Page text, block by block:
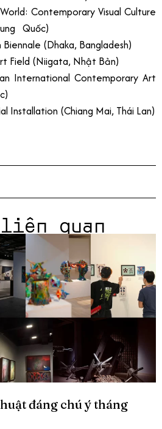
Contemporary Visual Culture
Quốc)
(Dhaka, Bangladesh)
Field (Niigata, Nhật Bản)
International Contemporary Art
Installation (Chiang Mai, Thái Lan)
quan
đáng chú ý tháng